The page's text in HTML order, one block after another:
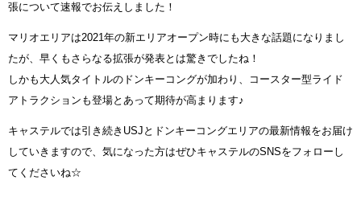
張について速報でお伝えしました！
マリオエリアは2021年の新エリアオープン時にも大きな話題になりまし
たが、早くもさらなる拡張が発表とは驚きでしたね！
しかも大人気タイトルのドンキーコングが加わり、コースター型ライド
アトラクションも登場とあって期待が高まります♪
キャステルでは引き続きUSJとドンキーコングエリアの最新情報をお届け
していきますので、気になった方はぜひキャステルのSNSをフォローし
てくださいね☆